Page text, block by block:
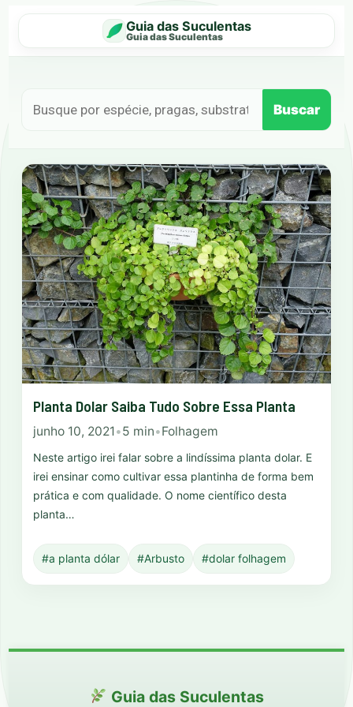
Guia das Suculentas
Guia das Suculentas
Buscar
Planta Dolar Saiba Tudo Sobre Essa Planta
junho 10, 2021 •5 min•Folhagem
Neste artigo irei falar sobre a lindíssima planta dolar. E
irei ensinar como cultivar essa plantinha de forma bem
prática e com qualidade. O nome científico desta
planta…
#a planta dólar #Arbusto #dolar folhagem
Guia das Suculentas